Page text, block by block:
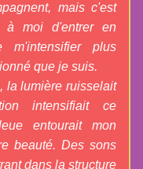
mais c'est
à moi d'entrer en
plus
que je suis.
la lumière ruisselait
intensifiait ce
entourait mon
beauté. Des sons
dans la structure